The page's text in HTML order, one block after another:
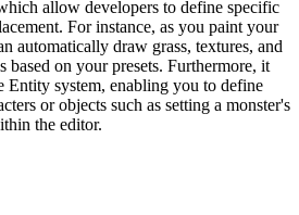
allow developers to define specific
For instance, as you paint your
automatically draw grass, textures, and
based on your presets. Furthermore, it
Entity system, enabling you to define
or objects such as setting a monster's
the editor.